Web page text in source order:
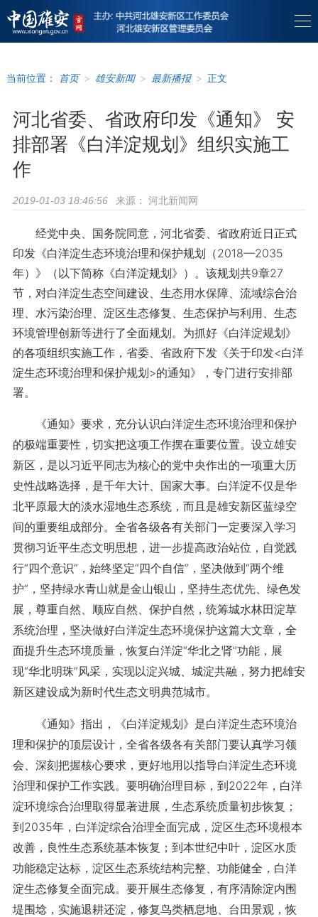
当前位置： 首页 > 雄安新闻 > 最新播报 > 正文
河北省委、省政府印发《通知》 安
排部署《白洋淀规划》组织实施工
作
2019-01-03 18:46:56 来源： 河北新闻网
经党中央、国务院同意，河北省委、省政府近日正式
印发《白洋淀生态环境治理和保护规划（2018—2035
年）》（以下简称《白洋淀规划》）。该规划共9章27
节，对白洋淀生态空间建设、生态用水保障、流域综合治
理、水污染治理、淀区生态修复、生态保护与利用、生态
环境管理创新等进行了全面规划。为抓好《白洋淀规划》
的各项组织实施工作，省委、省政府下发《关于印发<白洋
淀生态环境治理和保护规划>的通知》，专门进行安排部
署。
《通知》要求，充分认识白洋淀生态环境治理和保护
的极端重要性，切实把这项工作摆在重要位置。设立雄安
新区，是以习近平同志为核心的党中央作出的一项重大历
史性战略选择，是千年大计、国家大事。白洋淀不仅是华
北平原最大的淡水湿地生态系统，而且是雄安新区蓝绿空
间的重要组成部分。全省各级各有关部门一定要深入学习
贯彻习近平生态文明思想，进一步提高政治站位，自觉践
行“四个意识”，始终坚定“四个自信”，坚决做到“两个维
护”，坚持绿水青山就是金山银山，坚持生态优先、绿色发
展，尊重自然、顺应自然、保护自然，统筹城水林田淀草
系统治理，坚决做好白洋淀生态环境保护这篇大文章，全
面提升生态环境质量，恢复白洋淀“华北之肾”功能，展
现“华北明珠”风采，实现以淀兴城、城淀共融，努力把雄安
新区建设成为新时代生态文明典范城市。
《通知》指出，《白洋淀规划》是白洋淀生态环境治
理和保护的顶层设计，全省各级各有关部门要认真学习领
会、深刻把握核心要求，更好地用以指导白洋淀生态环境
治理和保护工作实践。要明确治理目标，到2022年，白洋
淀环境综合治理取得显著进展，生态系统质量初步恢复；
到2035年，白洋淀综合治理全面完成，淀区生态环境根本
改善，良性生态系统基本恢复；到本世纪中叶，淀区水质
功能稳定达标，淀区生态系统结构完整、功能健全，白洋
淀生态修复全面完成。要开展生态修复，有序清除淀内围
堤围埝，实施退耕还淀，修复鸟类栖息地、台田景观，恢